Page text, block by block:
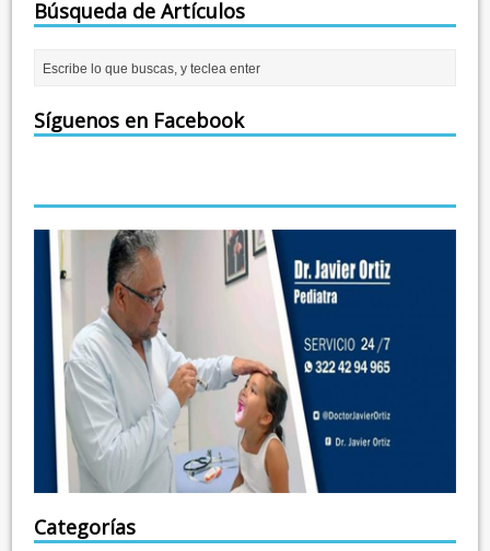
Búsqueda de Artículos
Síguenos en Facebook
Categorías